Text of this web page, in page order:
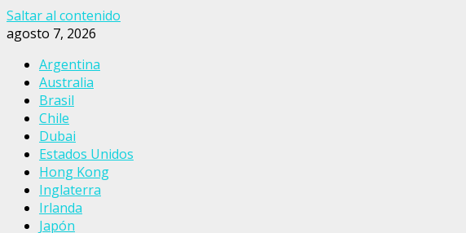
Saltar al contenido
agosto 7, 2026
Argentina
Australia
Brasil
Chile
Dubai
Estados Unidos
Hong Kong
Inglaterra
Irlanda
Japón